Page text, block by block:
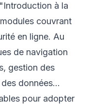
à la
couvrant
en ligne. Au
de navigation
gestion des
données...
pour adopter